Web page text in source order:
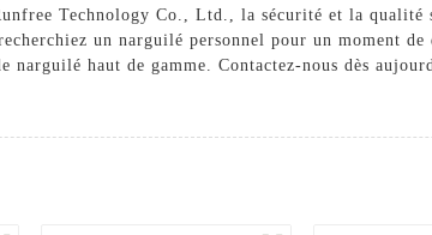
Technology Co., Ltd., la sécurité et la
un narguilé personnel pour un moment
haut de gamme. Contactez-nous dès